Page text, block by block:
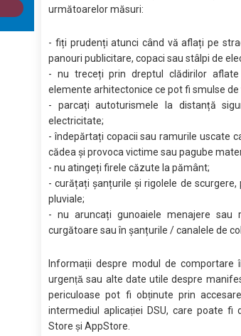
următoarelor măsuri:
- fiți prudenți atunci când vă aflați pe
panouri publicitare, copaci sau stâlpi de
- nu treceți prin dreptul clădirilor
elemente arhitectonice ce pot fi smulse de
- parcați autoturismele la distanță
electricitate;
- îndepărtați copacii sau ramurile uscate
cădea şi provoca victime sau pagube
- nu atingeți firele căzute la pământ;
- curățați șanțurile și rigolele de
pluviale;
- nu aruncați gunoaiele menajere sau
curgătoare sau în șanțurile / canalele de
Informații despre modul de comportare
urgență sau alte date utile despre
periculoase pot fi obținute prin
intermediul aplicației DSU, care poate fi
Store și AppStore.